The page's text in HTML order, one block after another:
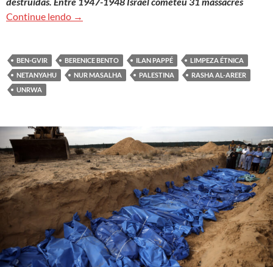
Continue lendo Projeto colonial sionista e genocídio palestino
→
BEN-GVIR BERENICE BENTO ILAN PAPPÉ
LIMPEZA ÉTNICA
NETANYAHU
NUR MASALHA PALESTINA
RASHA AL-AREER
UNRWA